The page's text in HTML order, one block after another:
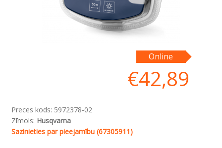
Online
€42,89
Preces kods: 5972378-02
Zīmols: Husqvarna
Sazinieties par pieejamību (67305911)